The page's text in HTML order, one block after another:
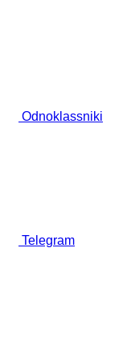
Odnoklassniki
Telegram